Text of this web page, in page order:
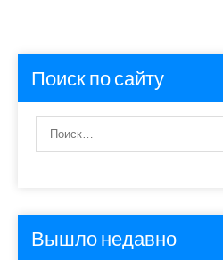
Поиск по сайту
Вышло недавно